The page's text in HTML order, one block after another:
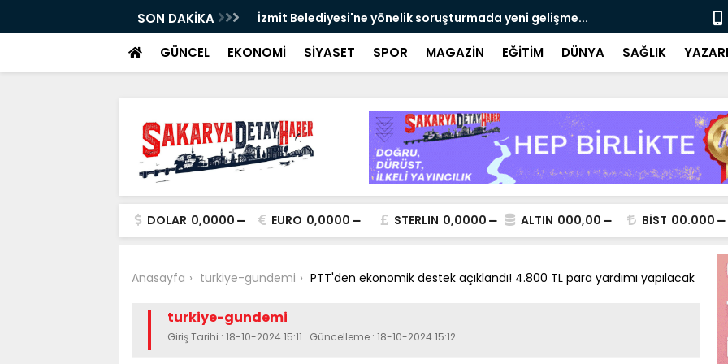
SON DAKİKA İzmit Belediyesi'ne yönelik soruşturmada yeni gelişme... Çalışma,
GÜNCEL EKONOMİ SİYASET SPOR MAGAZİN EĞİTİM DÜNYA SAĞLIK
DOLAR 0,0000 EURO 0,0000 STERLIN 0,0000 ALTIN 000,00 BİST 00.000
Anasayfa turkiye-gundemi PTT'den ekonomik destek açıklandı! 4.800 TL para yardımı yapılacak
turkiye-gundemi
Giriş Tarihi : 18-10-2024 15:11 Güncelleme : 18-10-2024 15:12